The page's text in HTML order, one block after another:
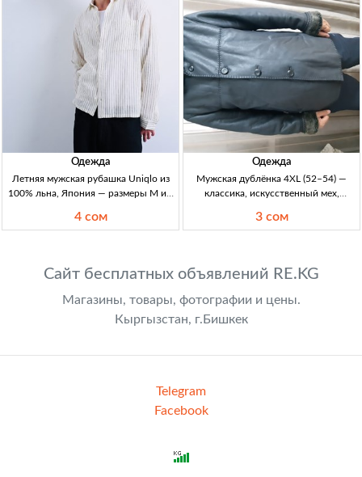
время, секундом., chrono; р
Эксклюзивная посадка
Одежда
Летняя мужская рубашка Uniqlo из
100% льна, Япония — размеры M и L
Uniqlo. Ткань: 100% лён
4 сом
Одежда
Мужская дублёнка 4XL (52–54) —
классика, искусственный мех,
Дублёнка м/ж, классика. Искусств.
3 сом
Сайт бесплатных объявлений RE.KG
Магазины, товары, фотографии и цены.
Кыргызстан, г.Бишкек
Telegram
Facebook